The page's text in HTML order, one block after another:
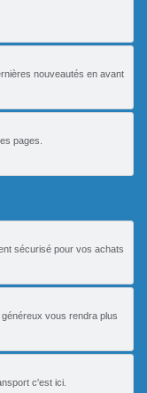
nouveautés en avant
pages.
sécurisé pour vos achats
vous rendra plus
c'est ici.